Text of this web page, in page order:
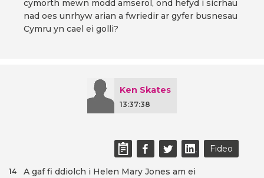
cymorth mewn modd amserol, ond hefyd i sicrhau
nad oes unrhyw arian a fwriedir ar gyfer busnesau
Cymru yn cael ei golli?
Ken Skates
13:37:38
Fideo
A gaf fi ddiolch i Helen Mary Jones am ei
14